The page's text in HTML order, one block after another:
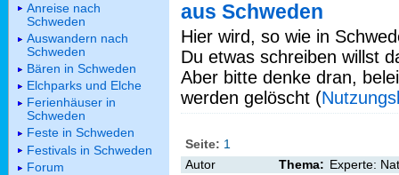
aus Schweden
Hier wird, so wie in
Du etwas schreiben willst
Aber bitte denke dran,
werden gelöscht (
Seite: 1
Autor
Thema: Experte:
Anreise nach
Schweden
Auswandern nach
Schweden
Bären in Schweden
Elchparks und Elche
Ferienhäuser in
Schweden
Feste in Schweden
Festivals in Schweden
Forum